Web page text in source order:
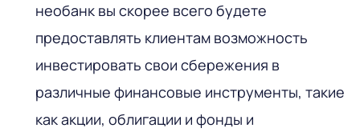
необанк вы скорее всего будете
предоставлять клиентам возможность
инвестировать свои сбережения в
различные финансовые инструменты, такие
как акции, облигации и фонды и